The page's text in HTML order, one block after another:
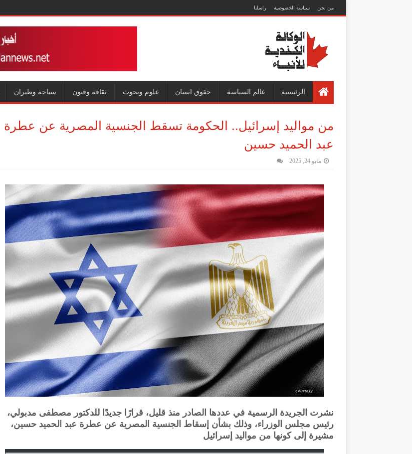
من نحن سياسة الخصوصية راسلنا
الرئيسية عالم السياسة حقوق انسان علوم وبحوث ثقافة وفنون سياحة وطيران
من مواليد إسرائيل.. الحكومة تسقط الجنسية المصرية عن عطرة
عبد الحميد حسين
مايو 24, 2025
نشرت الجريدة الرسمية في عددها الصادر منذ قليل، قرارًا جديدًا للدكتور مصطفى مدبولي،
رئيس مجلس الوزراء، وذلك بشأن إسقاط الجنسية المصرية عن عطرة عبد الحميد حسين،
مشيرة إلى كونها من مواليد إسرائيل